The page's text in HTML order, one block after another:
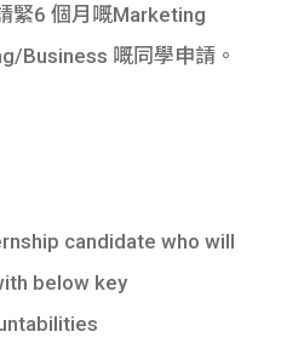
緊6 個月嘅Marketing
Business 嘅同學申請。
candidate who will
below key